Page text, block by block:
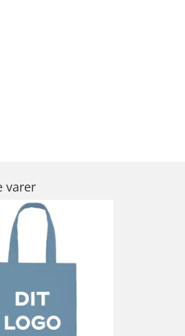
varer